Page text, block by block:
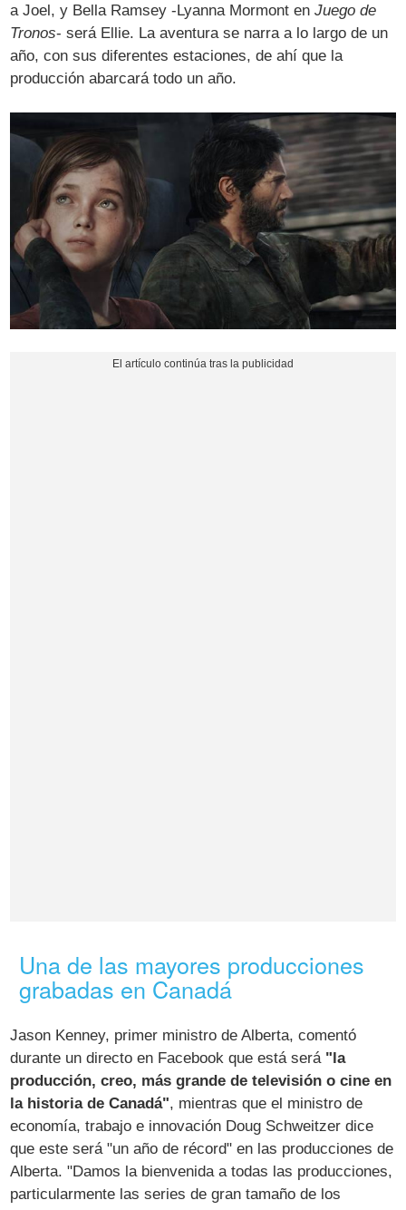
a Joel, y Bella Ramsey -Lyanna Mormont enJuego de
Tronos- será Ellie. La aventura se narra a lo largo de un
año, con sus diferentes estaciones, de ahí que la
producción abarcará todo un año.
Una de las mayores producciones
grabadas en Canadá
Jason Kenney, primer ministro de Alberta, comentó
durante un directo en Facebook que está será "la
producción, creo, más grande de televisión o cine en
la historia de Canadá", mientras que el ministro de
economía, trabajo e innovación Doug Schweitzer dice
que este será "un año de récord" en las producciones de
Alberta. "Damos la bienvenida a todas las producciones,
particularmente las series de gran tamaño de los